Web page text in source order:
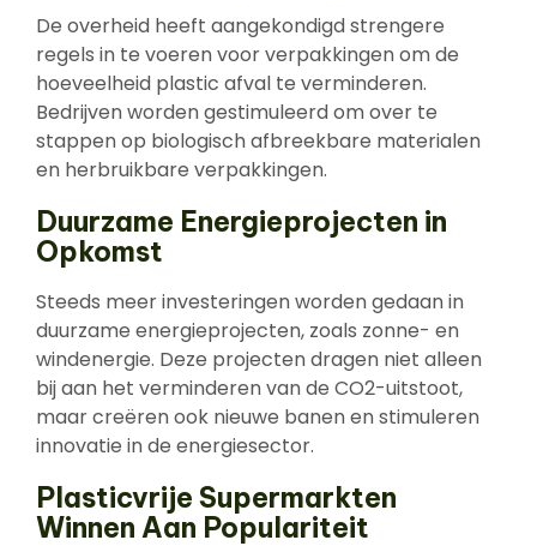
De overheid heeft aangekondigd strengere
regels in te voeren voor verpakkingen om de
hoeveelheid plastic afval te verminderen.
Bedrijven worden gestimuleerd om over te
stappen op biologisch afbreekbare materialen
en herbruikbare verpakkingen.
Duurzame Energieprojecten in
Opkomst
Steeds meer investeringen worden gedaan in
duurzame energieprojecten, zoals zonne- en
windenergie. Deze projecten dragen niet alleen
bij aan het verminderen van de CO2-uitstoot,
maar creëren ook nieuwe banen en stimuleren
innovatie in de energiesector.
Plasticvrije Supermarkten
Winnen Aan Populariteit